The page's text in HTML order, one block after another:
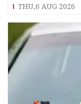
എട്ടുപേർക്ക്
THU,6 AUG 2026